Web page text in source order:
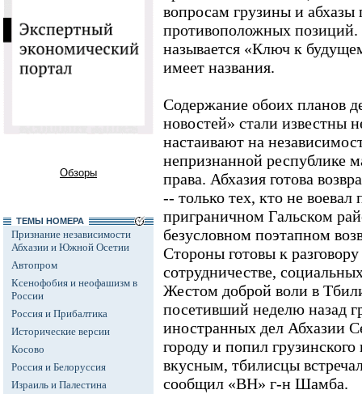
Обзоры
ТЕМЫ НОМЕРА
Признание независимости
Абхазии и Южной Осетии
Автопром
Ксенофобия и неофашизм в
России
Россия и Прибалтика
Исторические версии
Косово
Россия и Белоруссия
Израиль и Палестина
вопросам грузины и
противоположных позиций.
называется «Ключ к
имеет названия.
Содержание обоих планов
новостей» стали известны
настаивают на
непризнанной республике
права. Абхазия готова
-- только тех, кто не
приграничном Гальском
безусловном поэтапном
Стороны готовы к
сотрудничестве,
Жестом доброй воли в
посетивший неделю назад
иностранных дел Абхазии
городу и попил
вкусным, тбилисцы
сообщил «ВН» г-н Шамба.